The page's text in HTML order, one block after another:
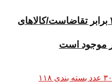
توزیع کالاهای اساسی ۳ برابر تقاضاست/کالاهای
موجود است